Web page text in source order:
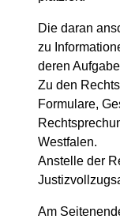
Die daran
zu
deren
Zu den
Formulare,
Westfalen.
Anstelle der
Am